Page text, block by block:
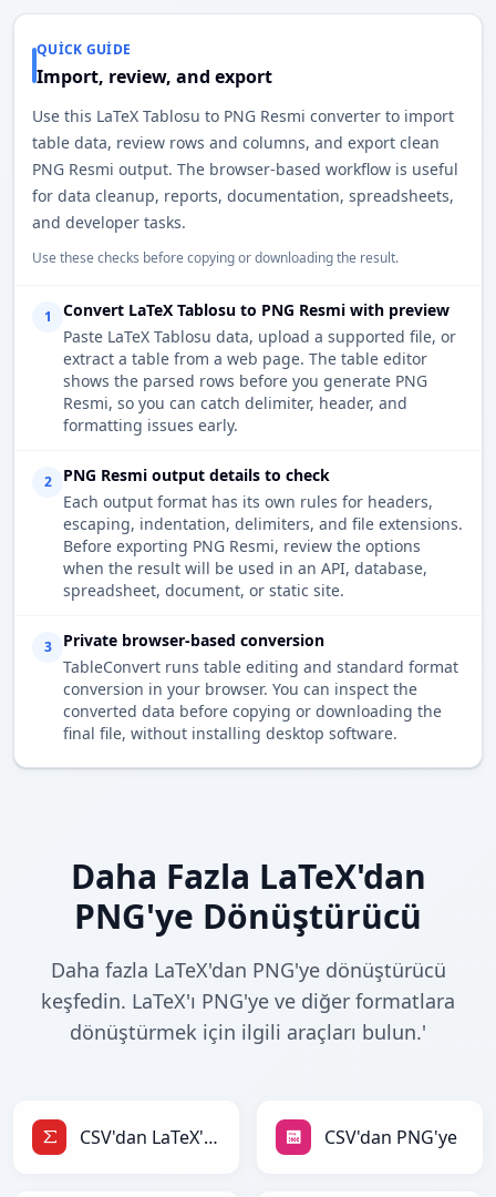
QUICK GUIDE
Import, review, and export
Use this LaTeX Tablosu to PNG Resmi converter to import
table data, review rows and columns, and export clean
PNG Resmi output. The browser-based workflow is useful
for data cleanup, reports, documentation, spreadsheets,
and developer tasks.
Use these checks before copying or downloading the result.
1
Convert LaTeX Tablosu to PNG Resmi with preview
Paste LaTeX Tablosu data, upload a supported file, or
extract a table from a web page. The table editor
shows the parsed rows before you generate PNG
Resmi, so you can catch delimiter, header, and
formatting issues early.
2
PNG Resmi output details to check
Each output format has its own rules for headers,
escaping, indentation, delimiters, and file extensions.
Before exporting PNG Resmi, review the options
when the result will be used in an API, database,
spreadsheet, document, or static site.
3
Private browser-based conversion
TableConvert runs table editing and standard format
conversion in your browser. You can inspect the
converted data before copying or downloading the
final file, without installing desktop software.
Daha Fazla LaTeX'dan
PNG'ye Dönüştürücü
Daha fazla LaTeX'dan PNG'ye dönüştürücü
keşfedin. LaTeX'ı PNG'ye ve diğer formatlara
dönüştürmek için ilgili araçları bulun.'
CSV'dan LaTeX'ye CSV'dan PNG'ye